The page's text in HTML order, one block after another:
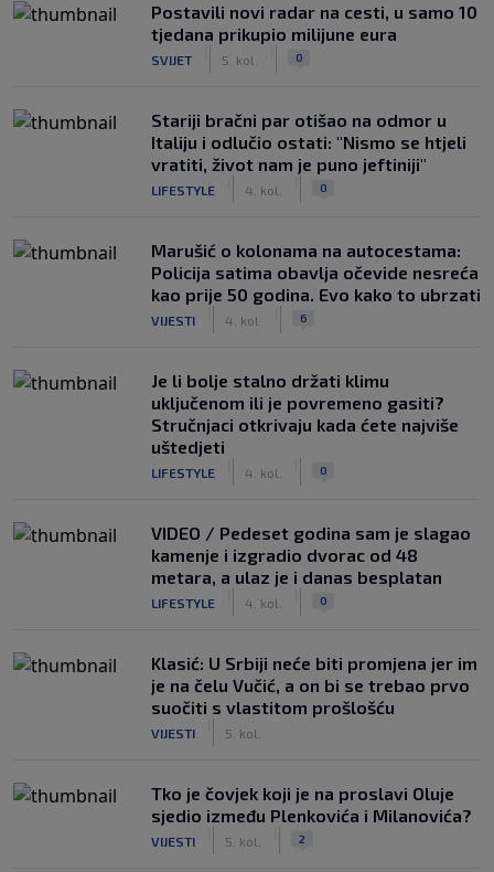
Postavili novi radar na cesti, u samo 10
tjedana prikupio milijune eura
SVIJET 5. kol. 0
Stariji bračni par otišao na odmor u
Italiju i odlučio ostati: "Nismo se htjeli
vratiti, život nam je puno jeftiniji"
LIFESTYLE 4. kol. 0
Marušić o kolonama na autocestama:
Policija satima obavlja očevide nesreća
kao prije 50 godina. Evo kako to ubrzati
VIJESTI 4. kol. 6
Je li bolje stalno držati klimu
uključenom ili je povremeno gasiti?
Stručnjaci otkrivaju kada ćete najviše
uštedjeti
LIFESTYLE 4. kol. 0
VIDEO / Pedeset godina sam je slagao
kamenje i izgradio dvorac od 48
metara, a ulaz je i danas besplatan
LIFESTYLE 4. kol. 0
Klasić: U Srbiji neće biti promjena jer im
je na čelu Vučić, a on bi se trebao prvo
suočiti s vlastitom prošlošću
VIJESTI 5. kol.
Tko je čovjek koji je na proslavi Oluje
sjedio između Plenkovića i Milanovića?
VIJESTI 5. kol. 2